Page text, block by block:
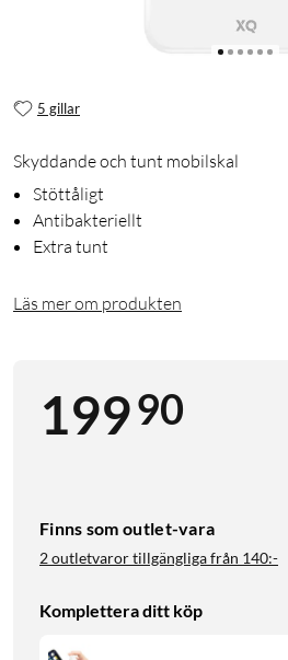
5 gillar
Skyddande och tunt mobilskal
Stöttåligt
Antibakteriellt
Extra tunt
Läs mer om produkten
19990
Finns som outlet-vara
2 outletvaror tillgängliga från 140:-
Komplettera ditt köp